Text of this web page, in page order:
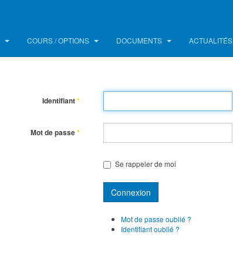
COURS / OPTIONS DOCUMENTS ACTUALITÉS
Identifiant*
Mot de passe*
Se rappeler de moi
Connexion
Mot de passe oublié ?
Identifiant oublié ?